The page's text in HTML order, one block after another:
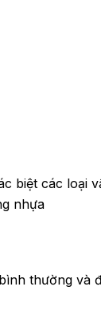
biệt các loại
nhựa
thường